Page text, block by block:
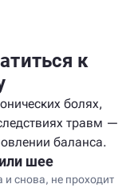
к
болях,
травм —
баланса.
шее
и снова, не проходит